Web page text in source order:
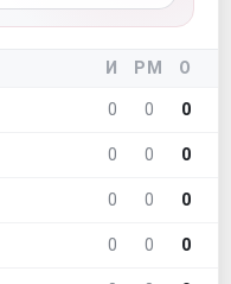
И РМ О
0 0 0
0 0 0
0 0 0
0 0 0